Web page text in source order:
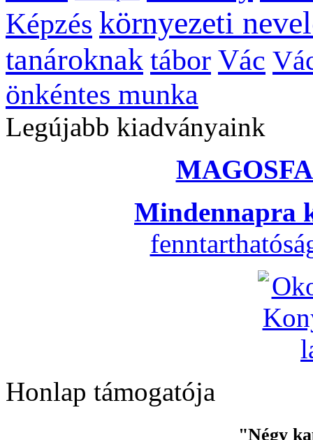
Képzés környezeti
tanároknak tábor Vác
önkéntes munka
Legújabb kiadványaink
Mindennapra
Honlap támogatója
"Négy